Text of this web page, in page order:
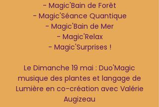
- Magic'Bain de Forêt
- Magic'Séance Quantique
- Magic'Bain de Mer
- Magic'Relax
- Magic'Surprises !
Le Dimanche 19 mai : Duo'Magic
musique des plantes et langage de
Lumière en co-création avec Valérie